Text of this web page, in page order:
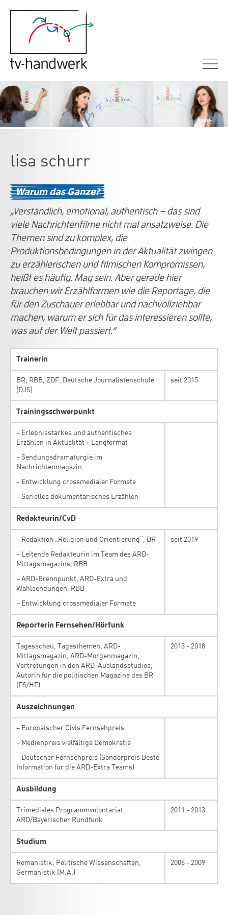
lisa schurr
Warum das Ganze?
„Verständlich, emotional, authentisch – das sind
viele Nachrichtenfilme nicht mal ansatzweise. Die
Themen sind zu komplex, die
Produktionsbedingungen in der Aktualität zwingen
zu erzählerischen und filmischen Kompromissen,
heißt es häufig. Mag sein. Aber gerade hier
brauchen wir Erzählformen wie die Reportage, die
für den Zuschauer erlebbar und nachvollziehbar
machen, warum er sich für das interessieren sollte,
was auf der Welt passiert.“
Trainerin
BR, RBB, ZDF, Deutsche Journalistenschule
(DJS)
seit 2015
Trainingsschwerpunkt
– Erlebnisstarkes und authentisches
Erzählen in Aktualität + Langformat
– Sendungsdramaturgie im
Nachrichtenmagazin
– Entwicklung crossmedialer Formate
– Serielles dokumentarisches Erzählen
Redakteurin/CvD
– Redaktion „Religion und Orientierung“, BR
– Leitende Redakteurin im Team des ARD-
Mittagsmagazins, RBB
– ARD-Brennpunkt, ARD-Extra und
Wahlsendungen, RBB
– Entwicklung crossmedialer Formate
seit 2019
Reporterin Fernsehen/Hörfunk
Tagesschau, Tagesthemen, ARD-
Mittagsmagazin, ARD-Morgenmagazin,
Vertretungen in den ARD-Auslandsstudios,
Autorin für die politischen Magazine des BR
(FS/HF)
2013 - 2018
Auszeichnungen
– Europäischer Civis Fernsehpreis
– Medienpreis vielfältige Demokratie
– Deutscher Fernsehpreis (Sonderpreis Beste
Information für die ARD-Extra Teams)
Ausbildung
Trimediales Programmvolontariat
ARD/Bayerischer Rundfunk
2011 - 2013
Studium
Romanistik, Politische Wissenschaften,
Germanistik (M.A.)
2006 - 2009